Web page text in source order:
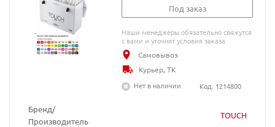
Бренд/
Производитель
TOUCH
Под заказ
Наши менеджеры обязательно свяжутся
с вами и уточнят условия заказа
Самовывоз
Курьер, ТК
Нет в наличии
Код: 1214800